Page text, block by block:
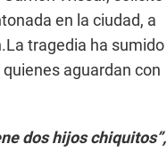
en la ciudad, a
tragedia ha sumido
aguardan con
dos hijos chiquitos”,